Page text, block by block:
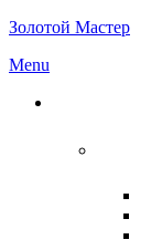
Золотой Мастер
Menu